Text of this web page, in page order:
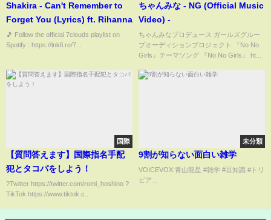
Shakira - Can't Remember to
Forget You (Lyrics) ft. Rihanna
🎵 Follow the official 7clouds playlist on
Spotify : https://lnkfi.re/7...
ちゃんみな - NG (Official Music
Video) -
ちゃんみなプロデュース ガールズグルー
プオーディションプロジェクト 『No No
Girls』テーマソング 『No No Girls』 ht...
国際
【質問答えます】国際指名手配
犯とタコパをしよう！
?Twitter https://twitter.com/romi_hoshino ?
TikTok https://www.tiktok.c...
未分類
9割が知らない面白い雑学
VOICEVOX:青山龍星 #雑学 #豆知識 #トリ
ビア...